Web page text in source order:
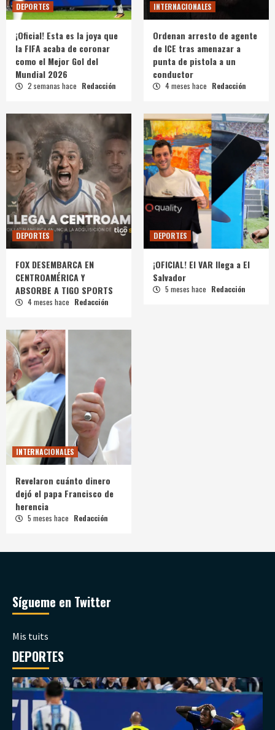
DEPORTES
¡Oficial! Esta es la joya que
la FIFA acaba de coronar
como el Mejor Gol del
Mundial 2026
2 semanas hace Redacción
INTERNACIONALES
Ordenan arresto de agente
de ICE tras amenazar a
punta de pistola a un
conductor
4 meses hace Redacción
DEPORTES
FOX DESEMBARCA EN
CENTROAMÉRICA Y
ABSORBE A TIGO SPORTS
4 meses hace Redacción
DEPORTES
¡OFICIAL! El VAR llega a El
Salvador
5 meses hace Redacción
INTERNACIONALES
Revelaron cuánto dinero
dejó el papa Francisco de
herencia
5 meses hace Redacción
Sígueme en Twitter
Mis tuits
DEPORTES